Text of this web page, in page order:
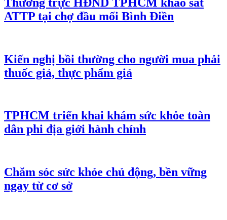
ATTP tại chợ đầu mối Bình Điền
Kiến nghị bồi thường cho người mua phải
thuốc giả, thực phẩm giả
TPHCM triển khai khám sức khỏe toàn
dân phi địa giới hành chính
Chăm sóc sức khỏe chủ động, bền vững
ngay từ cơ sở